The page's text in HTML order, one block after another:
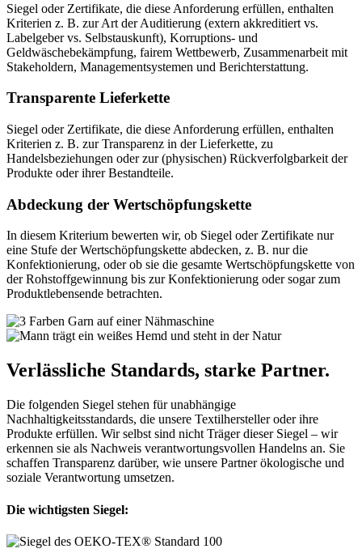
Siegel oder Zertifikate, die diese Anforderung erfüllen, enthalten
Kriterien z. B. zur Art der Auditierung (extern akkreditiert vs.
Labelgeber vs. Selbstauskunft), Korruptions- und
Geldwäschebekämpfung, fairem Wettbewerb, Zusammenarbeit mit
Stakeholdern, Managementsystemen und Berichterstattung.
Transparente Lieferkette
Siegel oder Zertifikate, die diese Anforderung erfüllen, enthalten
Kriterien z. B. zur Transparenz in der Lieferkette, zu
Handelsbeziehungen oder zur (physischen) Rückverfolgbarkeit der
Produkte oder ihrer Bestandteile.
Abdeckung der Wertschöpfungskette
In diesem Kriterium bewerten wir, ob Siegel oder Zertifikate nur
eine Stufe der Wertschöpfungskette abdecken, z. B. nur die
Konfektionierung, oder ob sie die gesamte Wertschöpfungskette von
der Rohstoffgewinnung bis zur Konfektionierung oder sogar zum
Produktlebensende betrachten.
Verlässliche Standards, starke Partner.
Die folgenden Siegel stehen für unabhängige
Nachhaltigkeitsstandards, die unsere Textilhersteller oder ihre
Produkte erfüllen. Wir selbst sind nicht Träger dieser Siegel – wir
erkennen sie als Nachweis verantwortungsvollen Handelns an. Sie
schaffen Transparenz darüber, wie unsere Partner ökologische und
soziale Verantwortung umsetzen.
Die wichtigsten Siegel: